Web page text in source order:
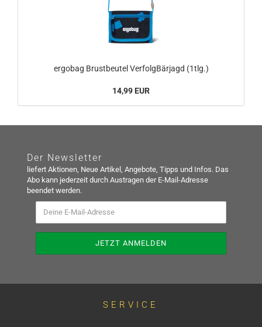
ergobag Brustbeutel VerfolgBärjagd (1tlg.)
14,99 EUR
Der Newsletter
liefert Aktionen, Neue Artikel, Angebote, Tipps und Infos. Das
Abo kann jederzeit durch Austragen der E-Mail-Adresse
beendet werden.
SERVICE